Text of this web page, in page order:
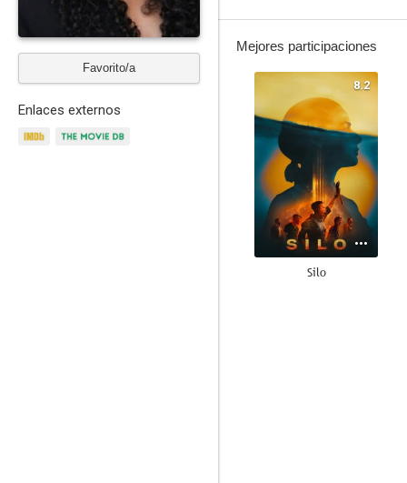
Favorito/a
Enlaces externos
Mejores participaciones
8.2
Silo